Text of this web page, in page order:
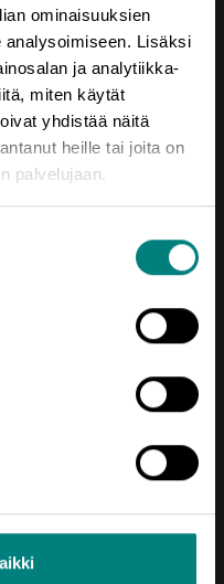
ominaisuuksien
Lisäksi
ja analytiikka-
miten käytät
yhdistää näitä
heille tai joita on
palvelujaan.